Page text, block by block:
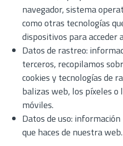
navegador, sistema
como otras tecnologías
dispositivos para acceder
Datos de rastreo:
terceros, recopilamos
cookies y tecnologías de
balizas web, los píxeles o
móviles.
Datos de uso:
que haces de nuestra web.